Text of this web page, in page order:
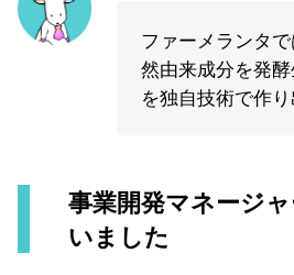
ファーメランタ
然由来成分を発
を独自技術で作り
事業開発マネージ
いました